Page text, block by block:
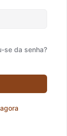
se da senha?